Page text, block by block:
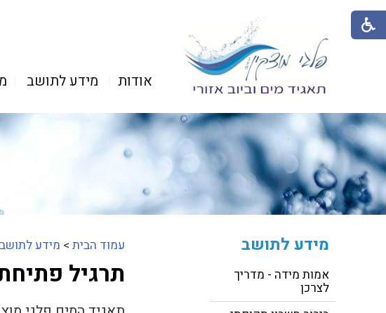
אודות
מידע לתושב
מידע לתושב
אמות מידה - מדריך
לצרכן
עמוד הבית > מידע לתושב
תרגיל